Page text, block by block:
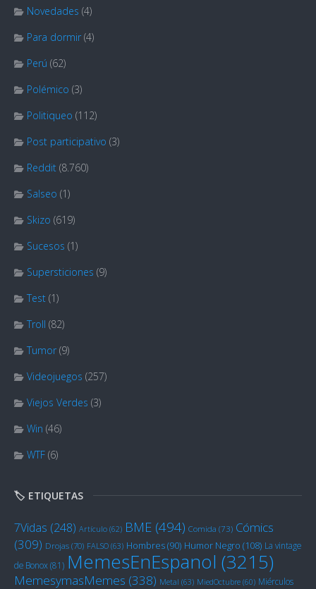
Novedades (4)
Para dormir (4)
Perú (62)
Polémico (3)
Politiqueo (112)
Post participativo (3)
Reddit (8.760)
Salseo (1)
Skizo (619)
Sucesos (1)
Supersticiones (9)
Test (1)
Troll (82)
Tumor (9)
Videojuegos (257)
Viejos Verdes (3)
Win (46)
WTF (6)
🏷️ ETIQUETAS
7Vidas (248) Artículo (62) BME (494) Comida (73) Cómics
(309) Drojas (70) FALSO (63) Hombres(90) Humor Negro (108) La vintage
de Bonox(81) MemesEnEspanol (3215)
MemesymasMemes (338) Metal (63) MiedOctubre (60) Miérculos